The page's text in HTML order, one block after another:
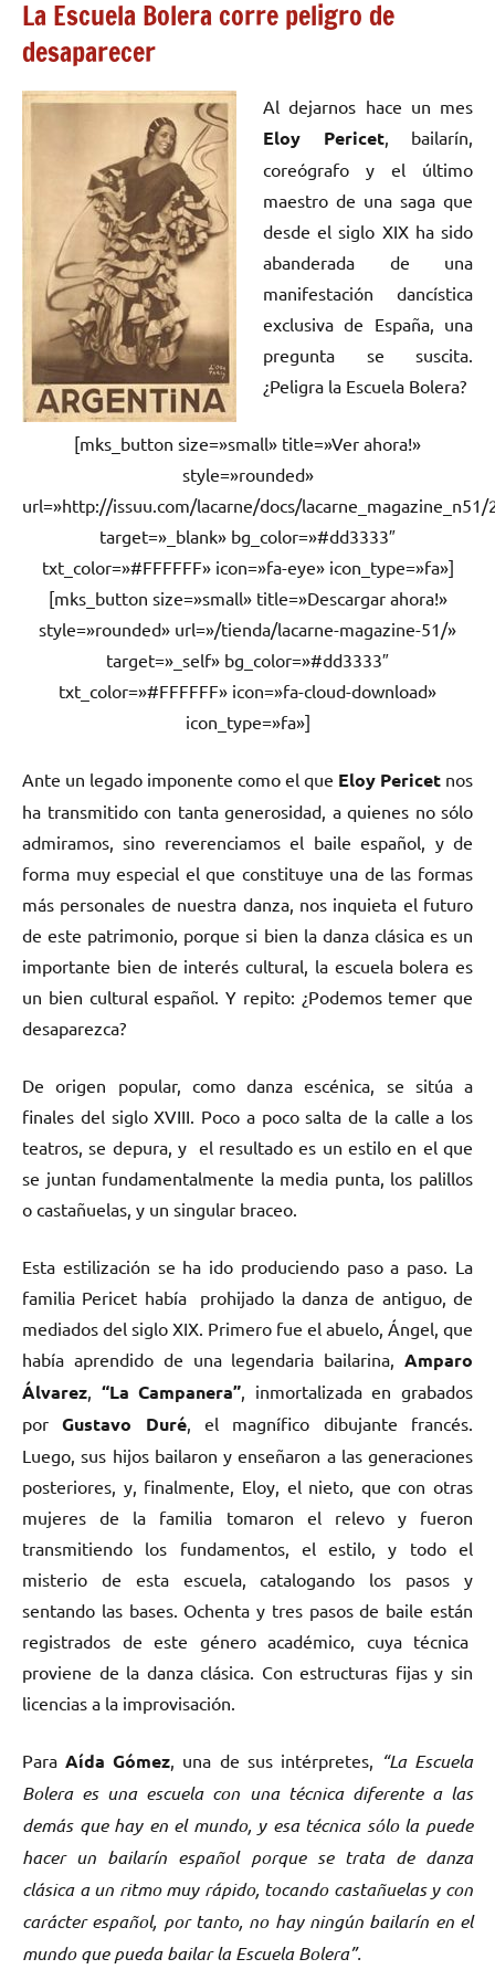
La Escuela Bolera corre peligro de
desaparecer
Al dejarnos hace un mes
Eloy Pericet, bailarín,
coreógrafo y el último
maestro de una saga que
desde el siglo XIX ha sido
abanderada de una
manifestación dancística
exclusiva de España, una
pregunta se suscita.
¿Peligra la Escuela Bolera?
[mks_button size=»small» title=»Ver ahora!»
style=»rounded»
url=»http://issuu.com/lacarne/docs/lacarne_magazine_n51/
target=»_blank» bg_color=»#dd3333″
txt_color=»#FFFFFF» icon=»fa-eye» icon_type=»fa»]
[mks_button size=»small» title=»Descargar ahora!»
style=»rounded» url=»/tienda/lacarne-magazine-51/»
target=»_self» bg_color=»#dd3333″
txt_color=»#FFFFFF» icon=»fa-cloud-download»
icon_type=»fa»]
Ante un legado imponente como el que Eloy Pericet nos
ha transmitido con tanta generosidad, a quienes no sólo
admiramos, sino reverenciamos el baile español, y de
forma muy especial el que constituye una de las formas
más personales de nuestra danza, nos inquieta el futuro
de este patrimonio, porque si bien la danza clásica es un
importante bien de interés cultural, la escuela bolera es
un bien cultural español. Y repito: ¿Podemos temer que
desaparezca?
De origen popular, como danza escénica, se sitúa a
finales del siglo XVIII. Poco a poco salta de la calle a los
teatros, se depura, y el resultado es un estilo en el que
se juntan fundamentalmente la media punta, los palillos
o castañuelas, y un singular braceo.
Esta estilización se ha ido produciendo paso a paso. La
familia Pericet había prohijado la danza de antiguo, de
mediados del siglo XIX. Primero fue el abuelo, Ángel, que
había aprendido de una legendaria bailarina, Amparo
Álvarez
“La Campanera” , inmortalizada en grabados
porGustavo Duré, el magnífico dibujante francés.
Luego, sus hijos bailaron y enseñaron a las generaciones
posteriores, y, finalmente, Eloy, el nieto, que con otras
mujeres de la familia tomaron el relevo y fueron
transmitiendo los fundamentos, el estilo, y todo el
misterio de esta escuela, catalogando los pasos y
sentando las bases. Ochenta y tres pasos de baile están
registrados de este género académico, cuya técnica
proviene de la danza clásica. Con estructuras fijas y sin
licencias a la improvisación.
Para Aída Gómez , una de sus intérpretes,
“La Escuela
Bolera es una escuela con una técnica diferente a las
demás que hay en el mundo, y esa técnica sólo la puede
hacer un bailarín español porque se trata de danza
clásica a un ritmo muy rápido, tocando castañuelas y con
carácter español, por tanto, no hay ningún bailarín en el
mundo que pueda bailar la Escuela Bolera”.